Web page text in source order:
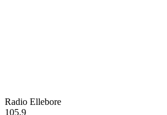
Radio Ellebore
105.9